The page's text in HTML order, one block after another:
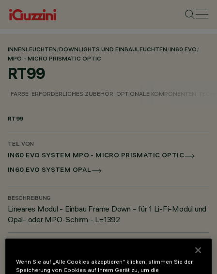
INNENLEUCHTEN/DOWNLIGHTS UND EINBAULEUCHTEN/IN60 EVO/
MPO - MICRO PRISMATIC OPTIC
RT99
FARBE ERFORDERLICHES ZUBEHÖR OPTIONALE KOMPONENTEN
RT99
TEIL VON
IN60 EVO SYSTEM MPO - MICRO PRISMATIC OPTIC
IN60 EVO SYSTEM OPAL
BESCHREIBUNG
Lineares Modul - Einbau Frame Down - für 1 Li-Fi-Modul und
Opal- oder MPO-Schirm - L=1392
Wenn Sie auf „Alle Cookies akzeptieren“ klicken, stimmen Sie der
Speicherung von Cookies auf Ihrem Gerät zu, um die